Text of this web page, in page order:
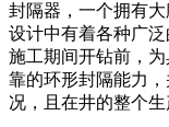
封隔器，一个拥有
设计中有着各种广
施工期间开钻前，
靠的环形封隔能力
况，且在井的整个生